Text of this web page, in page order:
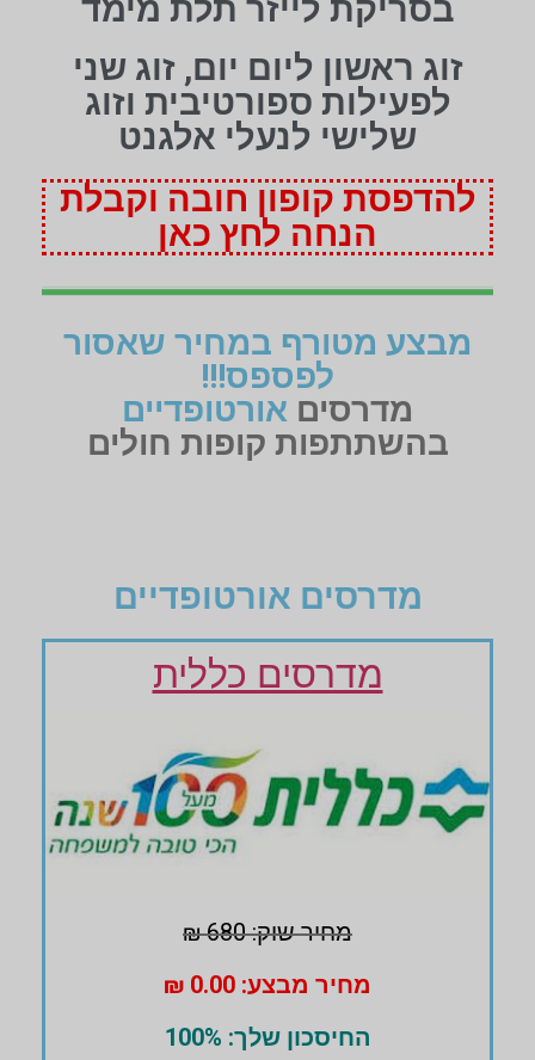
בסריקת לייזר תלת מימד
זוג ראשון ליום יום, זוג שני
לפעילות ספורטיבית וזוג
שלישי לנעלי אלגנט
להדפסת קופון חובה וקבלת
הנחה לחץ כאן
מבצע מטורף במחיר שאסור
לפספס!!!
מדרסים אורטופדיים
בהשתתפות קופות חולים
מדרסים אורטופדיים
מדרסים כללית
מחיר שוק: 680 ₪
מחיר מבצע: 0.00 ₪
החיסכון שלך: 100%